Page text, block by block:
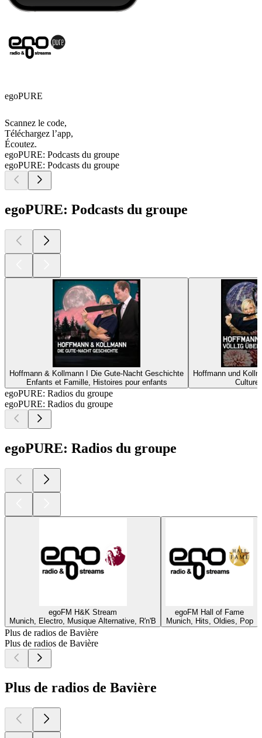
egoPURE
Scannez le code,
Téléchargez l’app,
Écoutez.
egoPURE: Podcasts du groupe
egoPURE: Podcasts du groupe
egoPURE: Podcasts du groupe
Hoffmann & Kollmann I Die Gute-Nacht Geschichte
Enfants et Famille, Histoires pour enfants
Hoffmann und
Culture
egoPURE: Radios du groupe
egoPURE: Radios du groupe
egoPURE: Radios du groupe
egoFM H&K Stream
Munich, Electro, Musique Alternative, R'n'B
egoFM Hall of Fame
Munich, Hits, Oldies, Pop
Plus de radios de Bavière
Plus de radios de Bavière
Plus de radios de Bavière